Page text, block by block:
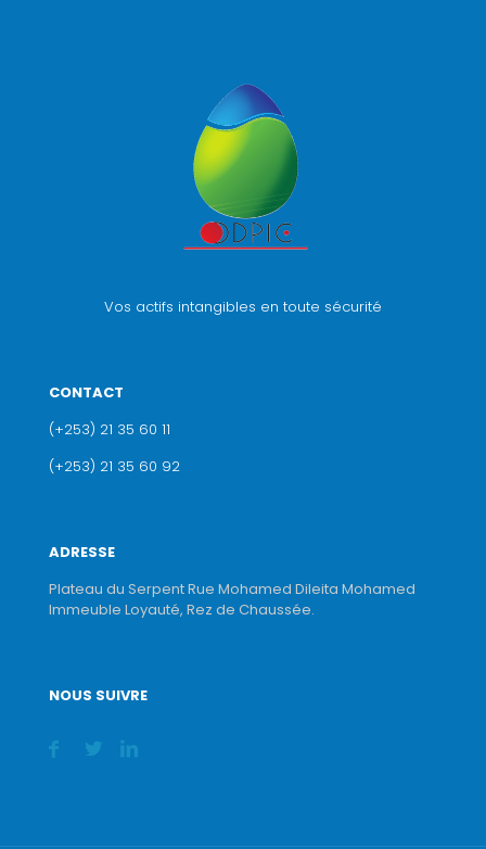
Vos actifs intangibles en toute sécurité
CONTACT
(+253) 21 35 60 11
(+253) 21 35 60 92
ADRESSE
Plateau du Serpent Rue Mohamed Dileita Mohamed
Immeuble Loyauté, Rez de Chaussée.
NOUS SUIVRE